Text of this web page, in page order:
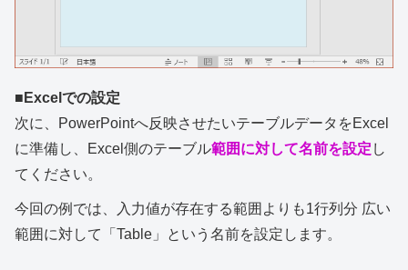
■Excelでの設定
次に、PowerPointへ反映させたいテーブルデータをExcel
に準備し、Excel側のテーブル範囲に対して名前を設定 し
てください。
今回の例では、入力値が存在する範囲よりも1行列分 広い
範囲に対して「Table」という名前を設定します。